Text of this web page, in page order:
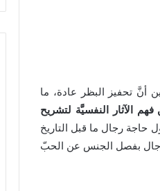
أنَّ تحفيز البظر عادة، ما
الآثار النفسيَّة لتشريح
حاجة رجال ما قبل التاريخ
بفصل الجنس عن الحبّ